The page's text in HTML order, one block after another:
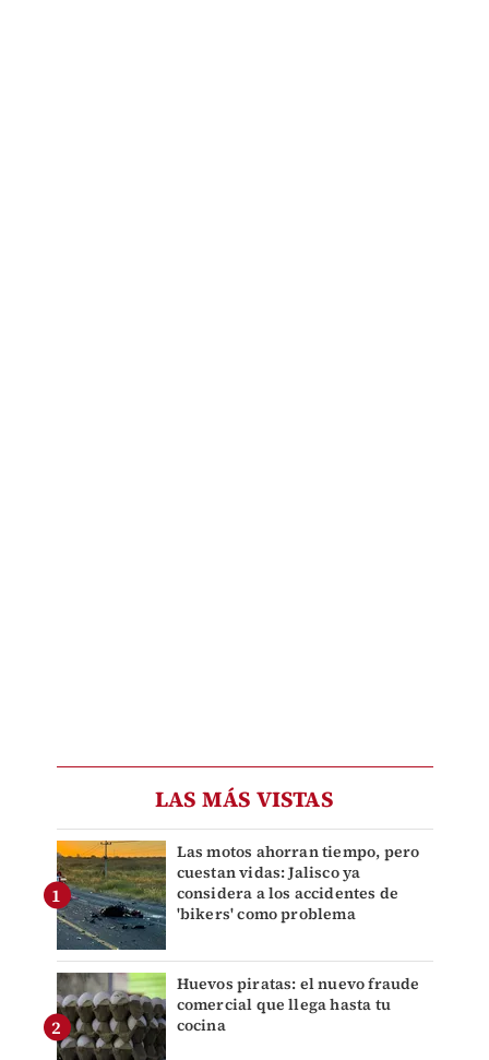
LAS MÁS VISTAS
Las motos ahorran tiempo, pero
cuestan vidas: Jalisco ya
considera a los accidentes de
'bikers' como problema
Huevos piratas: el nuevo fraude
comercial que llega hasta tu
cocina